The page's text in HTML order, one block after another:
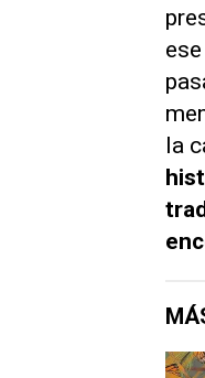
la